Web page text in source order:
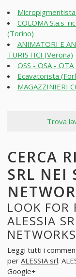
COLOMA S.a.s.
(Torino)
ANIMATORI E
TURISTICI (Verona)
OSS - OSA -
Ecavatorista
MAGAZZINIERI
Trova
CERCA
SRL NEI
LOOK FOR
ALESSIA
NETWORKS
Leggi tutti i
per ALESSIA srl.
Google+